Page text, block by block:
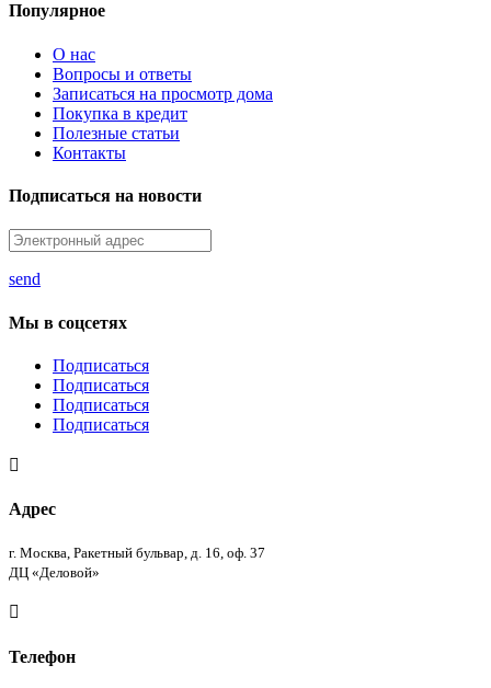
Популярное
О нас
Вопросы и ответы
Записаться на просмотр дома
Покупка в кредит
Полезные статьи
Контакты
Подписаться на новости
send
Мы в соцсетях
Подписаться
Подписаться
Подписаться
Подписаться

Адрес
г. Москва, Ракетный бульвар, д. 16, оф. 37
ДЦ «Деловой»

Телефон